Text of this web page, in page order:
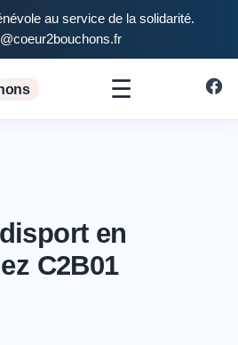
au service de la solidarité.
☰
en
C2B01